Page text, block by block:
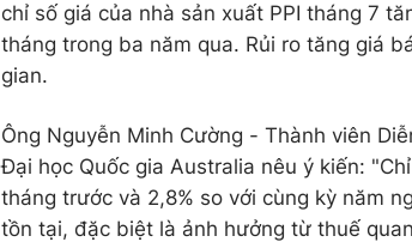
chỉ số giá của nhà sản xuất PPI tháng 7
tháng trong ba năm qua. Rủi ro tăng giá
gian.
Ông Nguyễn Minh Cường - Thành viên
Đại học Quốc gia Australia nêu ý kiến:
tháng trước và 2,8% so với cùng kỳ năm
tồn tại, đặc biệt là ảnh hưởng từ thuế